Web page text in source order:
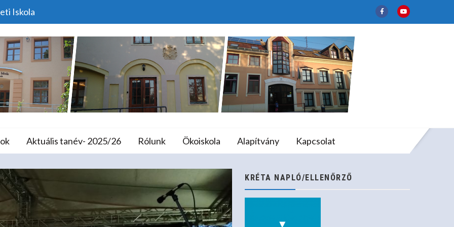
Iskola
Iskola és Alapfokú Művészeti
Aktuális tanév- 2025/26 Rólunk Ökoiskola Alapítvány Kapcsolat
Adventi Varázslat
Home Programok Adventi Varázslat
KRÉTA NAPLÓ/ELLENŐRZŐ